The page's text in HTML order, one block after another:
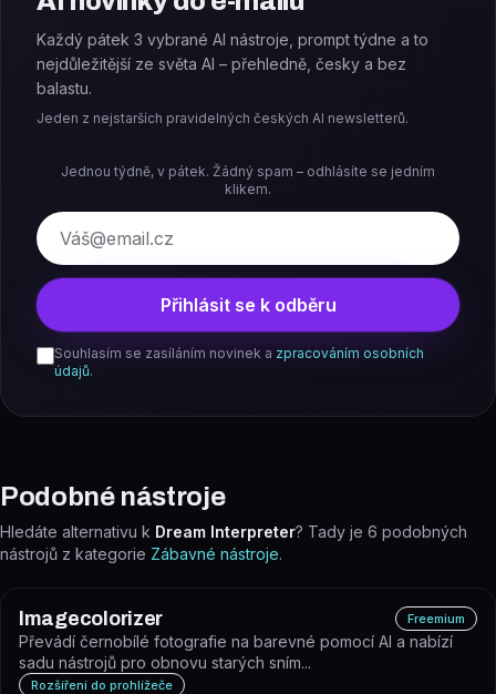
Každý pátek 3 vybrané AI nástroje, prompt týdne a to
nejdůležitější ze světa AI – přehledně, česky a bez
balastu.
Jeden z nejstarších pravidelných českých AI newsletterů.
Jednou týdně, v pátek. Žádný spam – odhlásíte se jedním
klikem.
E-mail
Přihlásit se k odběru
Souhlasím se zasíláním novinek a zpracováním osobních
údajů.
Podobné nástroje
Hledáte alternativu k Dream Interpreter? Tady je 6 podobných
nástrojů z kategorie Zábavné nástroje.
Imagecolorizer Freemium
Převádí černobílé fotografie na barevné pomocí AI a nabízí
sadu nástrojů pro obnovu starých sním...
Rozšíření do prohlížeče